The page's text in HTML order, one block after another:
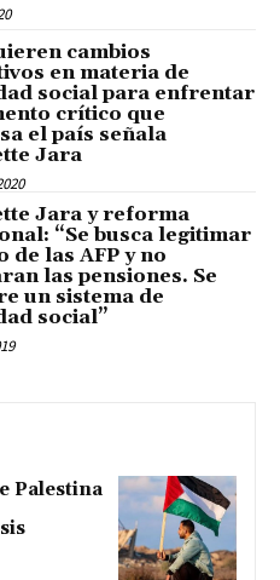
cambios
en materia de
social para enfrentar
crítico que
el país señala
Jara
Jara y reforma
“Se busca legitimar
de las AFP y no
las pensiones. Se
un sistema de
social”
Palestina